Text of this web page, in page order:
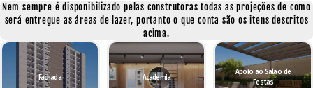
Nem sempre é disponibilizado pelas construtoras todas as projeções de como
será entregue as áreas de lazer, portanto o que conta são os itens descritos
acima.
Fachada Academia
Apoio ao Salão de
Festas